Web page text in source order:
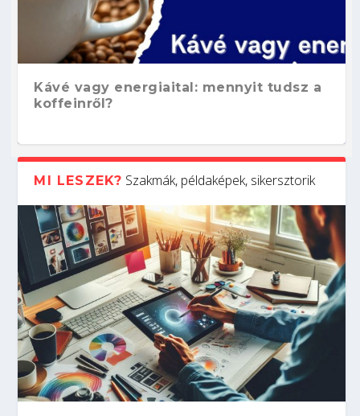
Kávé vagy energiaital: mennyit tudsz a
koffeinről?
Hogyan készíts ATS-barát önéletrajzot?
Így növelheted az esélyedet az
állásinterjúra...
Kitalálod, mire használják ezeket a
gépeket?
Nem sikerült az egyetemi felvételi?
Tanulj szakmát!
Szoftverfejlesztő: verseny kódban –
amikor néhány sor program dönti el a
világversenyt...
MI LESZEK? Szakmák, példaképek, sikersztorik